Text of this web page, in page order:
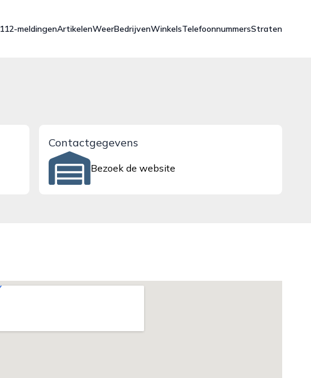
112-meldingenArtikelenWeerBedrijvenWinkelsTelefoonnummersStraten
Contactgegevens
Bezoek de website